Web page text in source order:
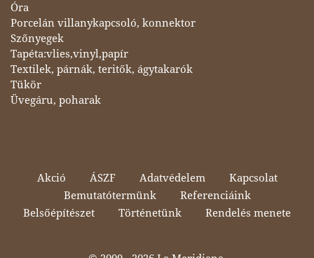
Óra
Porcelán villanykapcsoló, konnektor
Szőnyegek
Tapéta:vlies,vinyl,papír
Textilek, párnák, teritők, ágytakarók
Tükör
Üvegáru, poharak
Akció ÁSZF Adatvédelem
Kapcsolat
Bemutatótermünk
Referenciáink
Belsőépítészet
Történetünk Rendelés menete